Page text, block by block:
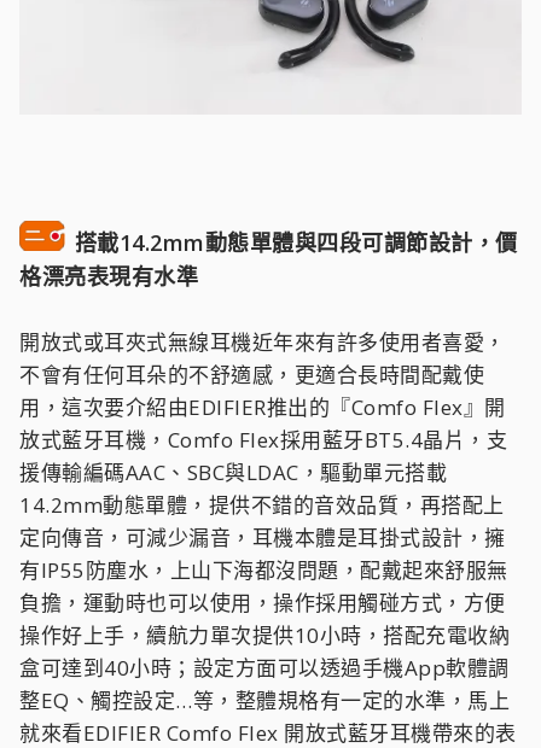
搭載14.2mm動態單體與四段可調節設計，價
格漂亮表現有水準
開放式或耳夾式無線耳機近年來有許多使用者喜愛，
不會有任何耳朵的不舒適感，更適合長時間配戴使
用，這次要介紹由EDIFIER推出的『Comfo Flex』開
放式藍牙耳機，Comfo Flex採用藍牙BT5.4晶片，支
援傳輸編碼AAC、SBC與LDAC，驅動單元搭載
14.2mm動態單體，提供不錯的音效品質，再搭配上
定向傳音，可減少漏音，耳機本體是耳掛式設計，擁
有IP55防塵水，上山下海都沒問題，配戴起來舒服無
負擔，運動時也可以使用，操作採用觸碰方式，方便
操作好上手，續航力單次提供10小時，搭配充電收納
盒可達到40小時；設定方面可以透過手機App軟體調
整EQ、觸控設定…等，整體規格有一定的水準，馬上
就來看EDIFIER Comfo Flex 開放式藍牙耳機帶來的表